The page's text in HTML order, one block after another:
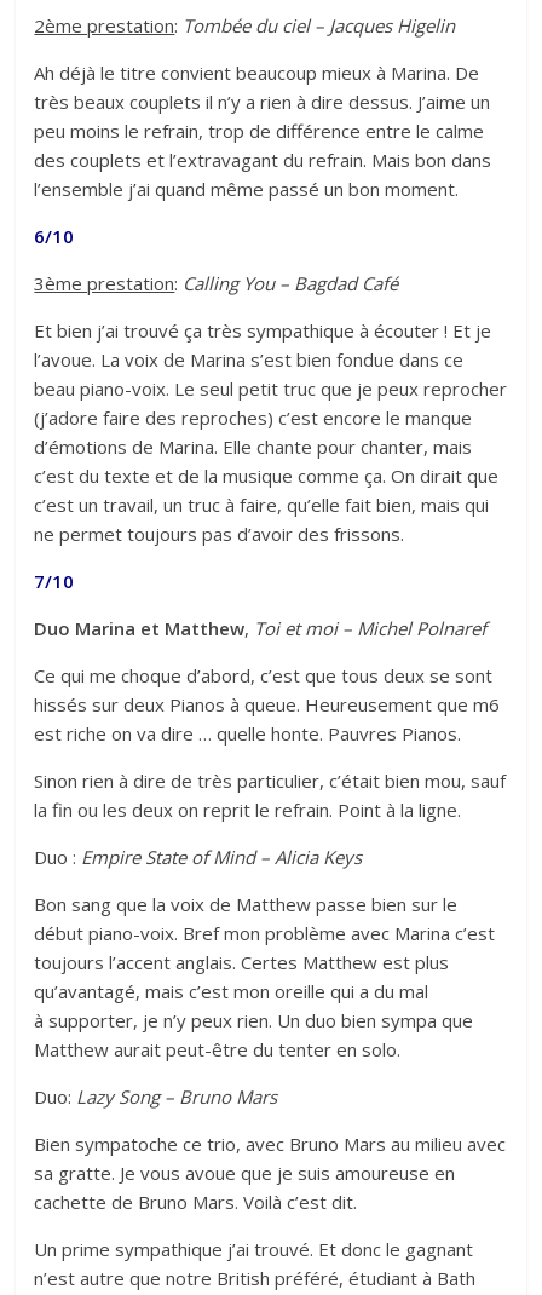
2ème prestation: Tombée du ciel – Jacques Higelin
Ah déjà le titre convient beaucoup mieux à Marina. De
très beaux couplets il n’y a rien à dire dessus. J’aime un
peu moins le refrain, trop de différence entre le calme
des couplets et l’extravagant du refrain. Mais bon dans
l’ensemble j’ai quand même passé un bon moment.
6/10
3ème prestation: Calling You – Bagdad Café
Et bien j’ai trouvé ça très sympathique à écouter ! Et je
l’avoue. La voix de Marina s’est bien fondue dans ce
beau piano-voix. Le seul petit truc que je peux reprocher
(j’adore faire des reproches) c’est encore le manque
d’émotions de Marina. Elle chante pour chanter, mais
c’est du texte et de la musique comme ça. On dirait que
c’est un travail, un truc à faire, qu’elle fait bien, mais qui
ne permet toujours pas d’avoir des frissons.
7/10
Duo Marina et Matthew, Toi et moi – Michel Polnaref
Ce qui me choque d’abord, c’est que tous deux se sont
hissés sur deux Pianos à queue. Heureusement que m6
est riche on va dire … quelle honte. Pauvres Pianos.
Sinon rien à dire de très particulier, c’était bien mou, sauf
la fin ou les deux on reprit le refrain. Point à la ligne.
Duo : Empire State of Mind – Alicia Keys
Bon sang que la voix de Matthew passe bien sur le
début piano-voix. Bref mon problème avec Marina c’est
toujours l’accent anglais. Certes Matthew est plus
qu’avantagé, mais c’est mon oreille qui a du mal
à supporter, je n’y peux rien. Un duo bien sympa que
Matthew aurait peut-être du tenter en solo.
Duo: Lazy Song – Bruno Mars
Bien sympatoche ce trio, avec Bruno Mars au milieu avec
sa gratte. Je vous avoue que je suis amoureuse en
cachette de Bruno Mars. Voilà c’est dit.
Un prime sympathique j’ai trouvé. Et donc le gagnant
n’est autre que notre British préféré, étudiant à Bath